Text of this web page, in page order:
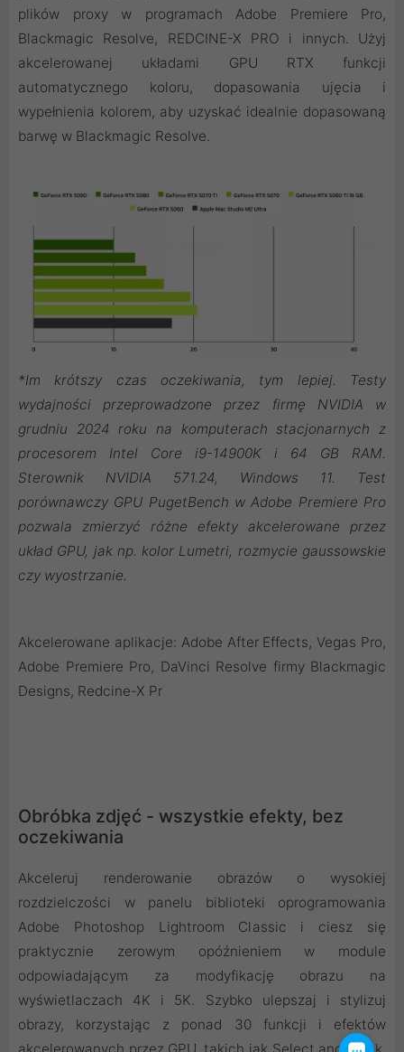
plików proxy w programach Adobe Premiere Pro,
Blackmagic Resolve, REDCINE-X PRO i innych. Użyj
akcelerowanej układami GPU RTX funkcji
automatycznego koloru, dopasowania ujęcia i
wypełnienia kolorem, aby uzyskać idealnie dopasowaną
barwę w Blackmagic Resolve.
*Im krótszy czas oczekiwania, tym lepiej. Testy
wydajności przeprowadzone przez firmę NVIDIA w
grudniu 2024 roku na komputerach stacjonarnych z
procesorem Intel Core i9-14900K i 64 GB RAM.
Sterownik NVIDIA 571.24, Windows 11. Test
porównawczy GPU PugetBench w Adobe Premiere Pro
pozwala zmierzyć różne efekty akcelerowane przez
układ GPU, jak np. kolor Lumetri, rozmycie gaussowskie
czy wyostrzanie.
Akcelerowane aplikacje: Adobe After Effects, Vegas Pro,
Adobe Premiere Pro, DaVinci Resolve firmy Blackmagic
Designs, Redcine-X Pr
Obróbka zdjęć - wszystkie efekty, bez
oczekiwania
Akceleruj renderowanie obrazów o wysokiej
rozdzielczości w panelu biblioteki oprogramowania
Adobe Photoshop Lightroom Classic i ciesz się
praktycznie zerowym opóźnieniem w module
odpowiadającym za modyfikację obrazu na
wyświetlaczach 4K i 5K. Szybko ulepszaj i stylizuj
obrazy, korzystając z ponad 30 funkcji i efektów